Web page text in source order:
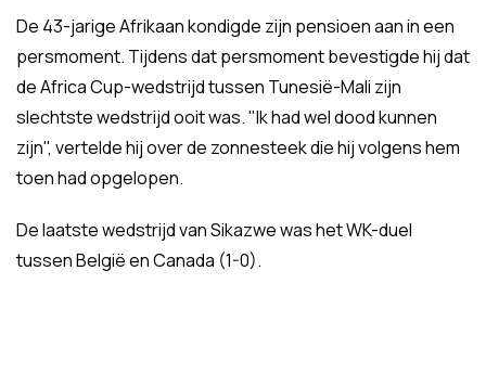
De 43-jarige Afrikaan kondigde zijn pensioen aan in een
persmoment. Tijdens dat persmoment bevestigde hij dat
de Africa Cup-wedstrijd tussen Tunesië-Mali zijn
slechtste wedstrijd ooit was. "Ik had wel dood kunnen
zijn", vertelde hij over de zonnesteek die hij volgens hem
toen had opgelopen.
De laatste wedstrijd van Sikazwe was het WK-duel
tussen België en Canada (1-0).